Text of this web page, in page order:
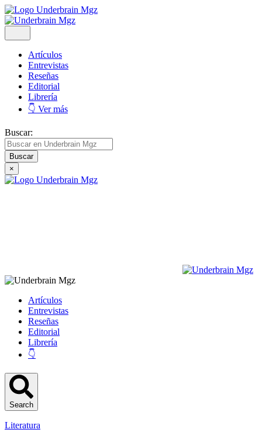
Artículos
Entrevistas
Reseñas
Editorial
Librería
👇 Ver más
Buscar:
×
Artículos
Entrevistas
Reseñas
Editorial
Librería
👇
Search
Literatura